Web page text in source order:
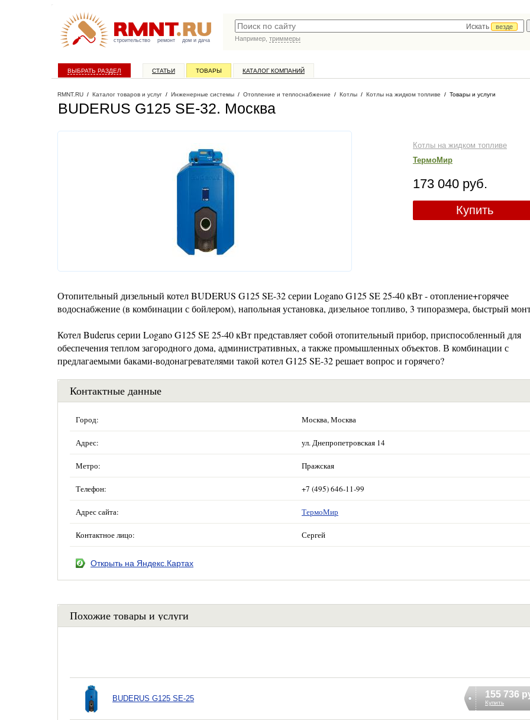
строительство ремонт дом и дача
Искать
везде
Например, триммеры
ВЫБРАТЬ РАЗДЕЛ СТАТЬИ ТОВАРЫ КАТАЛОГ КОМПАНИЙ
RMNT.RU / Каталог товаров и услуг / Инженерные системы / Отопление и теплоснабжение / Котлы / Котлы на жидком топливе / Товары и услуги
BUDERUS G125 SE-32. Москва
Котлы на жидком топливе
ТермоМир
173 040 руб.
Купить
Отопительный дизельный котел BUDERUS G125 SE-32 серии Logano G125 SE 25-40 кВт - отопление+горячее
водоснабжение (в комбинации с бойлером), напольная установка, дизельное топливо, 3 типоразмера, быстрый
Котел Buderus серии Logano G125 SE 25-40 кВт представляет собой отопительный прибор, приспособленный для
обеспечения теплом загородного дома, административных, а также промышленных объектов. В комбинации с
предлагаемыми баками-водонагревателями такой котел G125 SE-32 решает вопрос и горячего?
Контактные данные
Город: Москва, Москва
Адрес: ул. Днепропетровская 14
Метро: Пражская
Телефон: +7 (495) 646-11-99
Адрес сайта: ТермоМир
Контактное лицо: Сергей
Открыть на Яндекс.Картах
Похожие товары и услуги
BUDERUS G125 SE-25 155 736
Купить